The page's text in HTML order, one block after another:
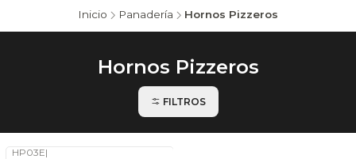
Inicio Panadería Hornos Pizzeros
Hornos Pizzeros
FILTROS
HP03E|